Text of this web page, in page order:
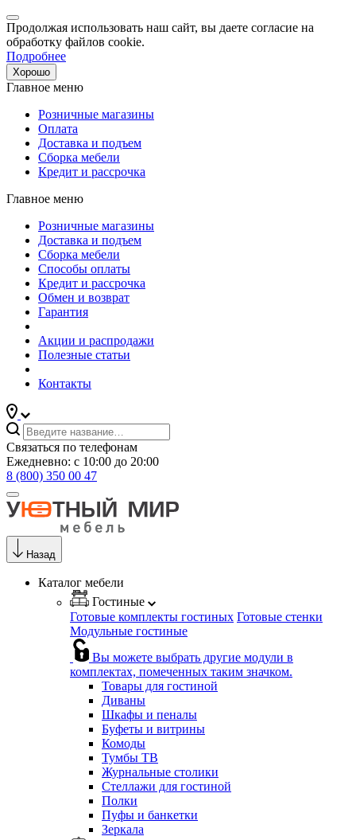
Продолжая использовать наш сайт, вы даете согласие на
обработку файлов cookie.
Подробнее
Хорошо
Главное меню
Розничные магазины
Оплата
Доставка и подъем
Сборка мебели
Кредит и рассрочка
Главное меню
Розничные магазины
Доставка и подъем
Сборка мебели
Способы оплаты
Кредит и рассрочка
Обмен и возврат
Гарантия
Акции и распродажи
Полезные статьи
Контакты
Связаться по телефонам
Ежедневно: с 10:00 до 20:00
8 (800) 350 00 47
Назад
Каталог мебели
Гостиные
Готовые комплекты гостиных Готовые стенки
Модульные гостиные
Вы можете выбрать другие модули в
комплектах, помеченных таким значком.
Товары для гостиной
Диваны
Шкафы и пеналы
Буфеты и витрины
Комоды
Тумбы ТВ
Журнальные столики
Стеллажи для гостиной
Полки
Пуфы и банкетки
Зеркала